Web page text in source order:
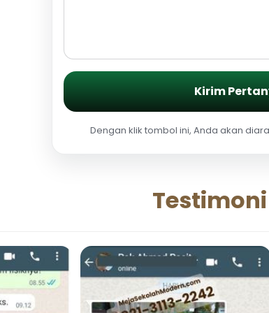
Kirim
Dengan klik tombol ini, Anda akan